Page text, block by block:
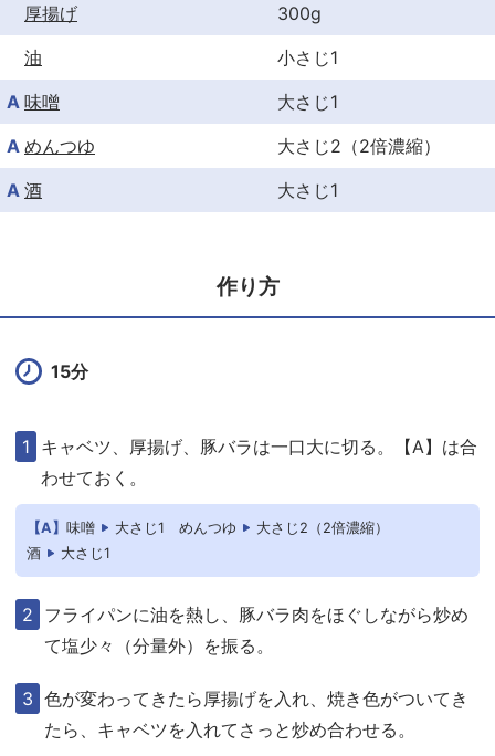
厚揚げ
300g
油
小さじ1
A 味噌
大さじ1
A めんつゆ
大さじ2（2倍濃縮）
A 酒 大さじ1
作り方
15分
キャベツ、厚揚げ、豚バラは一口大に切る。【A】は合
わせておく。
【A】 味噌 大さじ1 めんつゆ
大さじ2（2倍濃縮）
酒
大さじ1
フライパンに油を熱し、豚バラ肉をほぐしながら炒め
て塩少々（分量外）を振る。
色が変わってきたら厚揚げを入れ、焼き色がついてき
たら、キャベツを入れてさっと炒め合わせる。